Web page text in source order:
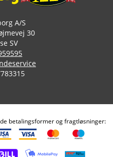
A/S
30
SV
betalingsformer og fragtløsninger: